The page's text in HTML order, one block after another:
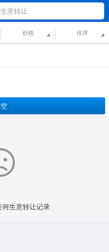
意转让
价格 排序
何生意转让记录